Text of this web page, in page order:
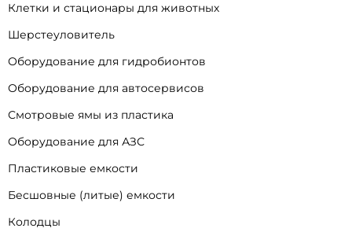
Клетки и стационары для животных
Шерстеуловитель
Оборудование для гидробионтов
Оборудование для автосервисов
Смотровые ямы из пластика
Оборудование для АЗС
Пластиковые емкости
Бесшовные (литые) емкости
Колодцы